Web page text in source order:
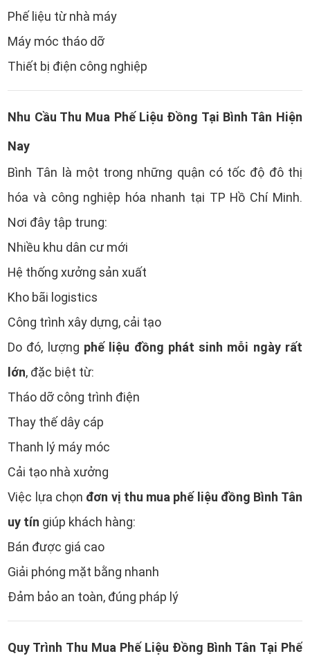
Phế liệu từ nhà máy
Máy móc tháo dỡ
Thiết bị điện công nghiệp
Nhu Cầu Thu Mua Phế Liệu Đồng Tại Bình Tân Hiện
Nay
Bình Tân là một trong những quận có tốc độ đô thị
hóa và công nghiệp hóa nhanh tại TP Hồ Chí Minh.
Nơi đây tập trung:
Nhiều khu dân cư mới
Hệ thống xưởng sản xuất
Kho bãi logistics
Công trình xây dựng, cải tạo
Do đó, lượng phế liệu đồng phát sinh mỗi ngày rất
lớn, đặc biệt từ:
Tháo dỡ công trình điện
Thay thế dây cáp
Thanh lý máy móc
Cải tạo nhà xưởng
Việc lựa chọn đơn vị thu mua phế liệu đồng Bình Tân
uy tín giúp khách hàng:
Bán được giá cao
Giải phóng mặt bằng nhanh
Đảm bảo an toàn, đúng pháp lý
Quy Trình Thu Mua Phế Liệu Đồng Bình Tân Tại Phế